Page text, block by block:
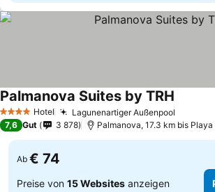
4 Sterne Hotel Lagunenartiger Außenpool
Palmanova Suites by TRH
7,6 Gut 3 878 Palmanova, 17.3 km bis Playa
Ab € 74
Preise von 15 Websites anzeigen